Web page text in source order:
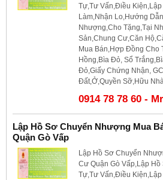
Tự,Tư Vấn,Điều
Làm,Nhận Lo,Hướng
Nhượng,Cho Tặng,Tại
Sản,Chung Cư,Căn
Mua Bán,Hợp Đồng Cho
Hồng,Bìa Đỏ, Sổ
Đỏ,Giấy Chứng Nhận,
Đất,Ở,Quyền Sỡ,Hữu
0914 78 78 60 -
Lập Hồ Sơ Chuyển Nhượng Mua
Quận Gò Vấp
Lập Hồ Sơ Chuyển
Cư Quận Gò Vấp,Lập Hồ
Tự,Tư Vấn,Điều